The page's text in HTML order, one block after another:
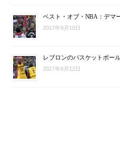
ベスト・オブ・NBA：デマ
2017年9月10日
レブロンのバスケットボー
2017年6月12日